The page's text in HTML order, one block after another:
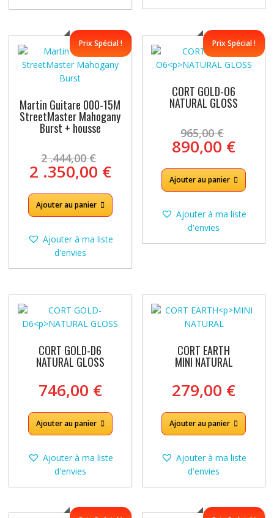
Prix Spécial !
Martin Guitare 000-15M
StreetMaster Mahogany
Burst + housse
2 .444,00€ prix
initial
était :
2
.444,00 €.
2 .350,00 €Le
prix
actuel
est :
.350,00 €.
Ajouter au panier
Ajouter à ma liste
d'envies
Prix Spécial !
CORT GOLD-O6
NATURAL GLOSS
965,00€ prix
initial
était :
890,00 €Le
est :
Ajouter au panier
Ajouter à ma liste
d'envies
CORT GOLD-D6
NATURAL GLOSS
746,00 €
Ajouter au panier
Ajouter à ma liste
d'envies
CORT EARTH
MINI NATURAL
279,00 €
Ajouter au panier
Ajouter à ma liste
d'envies